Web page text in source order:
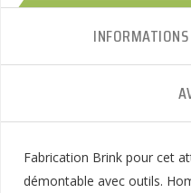
Fabrication Brink pour cet
démontable avec outils.